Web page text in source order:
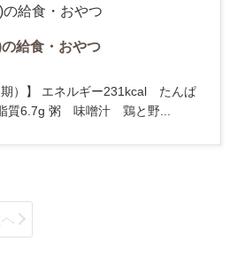
給食・おやつ
期）】 エネルギー231kcal たんぱ
質6.7g 粥 味噌汁 鶏と野...